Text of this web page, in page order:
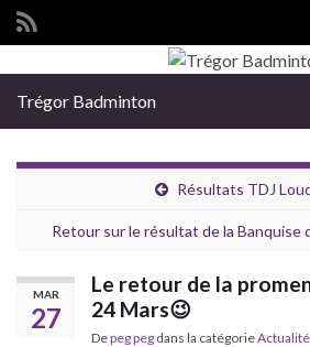
Search for:
Trégor Badminton
Résultats TDJ
Retour sur le résultat de la Banquise
MAR
27
Le retour de la
24 Mars😉
Depeg peg dans la catégorieActualité